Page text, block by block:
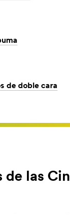
de doble cara
de las